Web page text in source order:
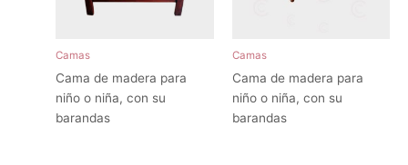
Camas
Cama de madera para
niño o niña, con su
barandas
Camas
Cama de madera para
niño o niña, con su
barandas